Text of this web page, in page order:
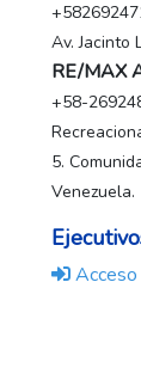
Av. Jacinto
RE/MAX
+58-
5.
Venezuela.
Acceso